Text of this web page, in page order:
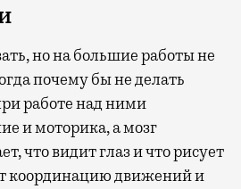
но на большие работы не
почему бы не делать
работе над ними
и моторика, а мозг
что видит глаз и что рисует
координацию движений и